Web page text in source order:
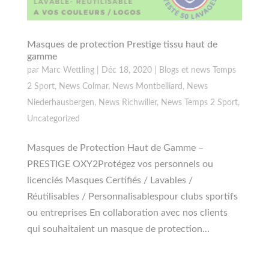
Masques de protection Prestige tissu haut de
gamme
par Marc Wettling| Déc 18, 2020|
Blogs et news Temps
2 Sport, News Colmar, News Montbelliard , News
Niederhausbergen, News Richwiller, News Temps 2 Sport,
Uncategorized
Masques de Protection Haut de Gamme –
PRESTIGE OXY2Protégez vos personnels ou
licenciés Masques Certifiés / Lavables /
Réutilisables / Personnalisablespour clubs sportifs
ou entreprises En collaboration avec nos clients
qui souhaitaient un masque de protection...